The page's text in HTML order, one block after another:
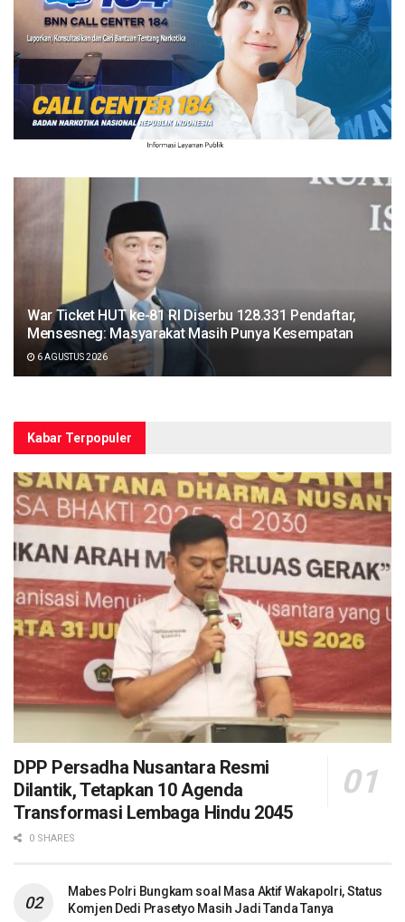
War Ticket HUT ke-81 RI Diserbu 128.331 Pendaftar,
Mensesneg: Masyarakat Masih Punya Kesempatan
6 AGUSTUS 2026
Kabar Terpopuler
DPP Persadha Nusantara Resmi
Dilantik, Tetapkan 10 Agenda
Transformasi Lembaga Hindu 2045
0 SHARES
Mabes Polri Bungkam soal Masa Aktif Wakapolri, Status
Komjen Dedi Prasetyo Masih Jadi Tanda Tanya